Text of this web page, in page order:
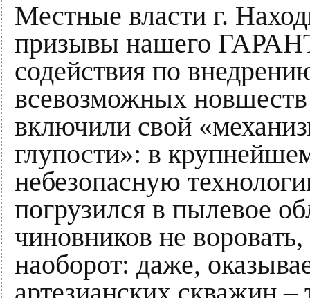
Местные власти г.
призывы нашего
содействия по
всевозможных
включили свой
глупости»: в
небезопасную
погрузился в пылевое
чиновников не
наоборот: даже,